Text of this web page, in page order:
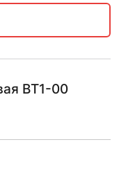
ВТ1-00